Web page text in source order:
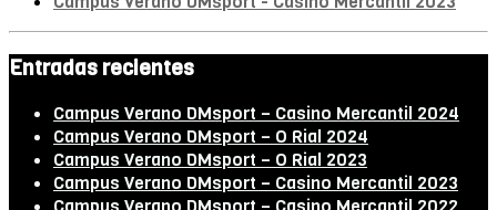
Entradas recientes
Campus Verano DMsport – Casino Mercantil 2024
Campus Verano DMsport – O Rial 2024
Campus Verano DMsport – O Rial 2023
Campus Verano DMsport – Casino Mercantil 2023